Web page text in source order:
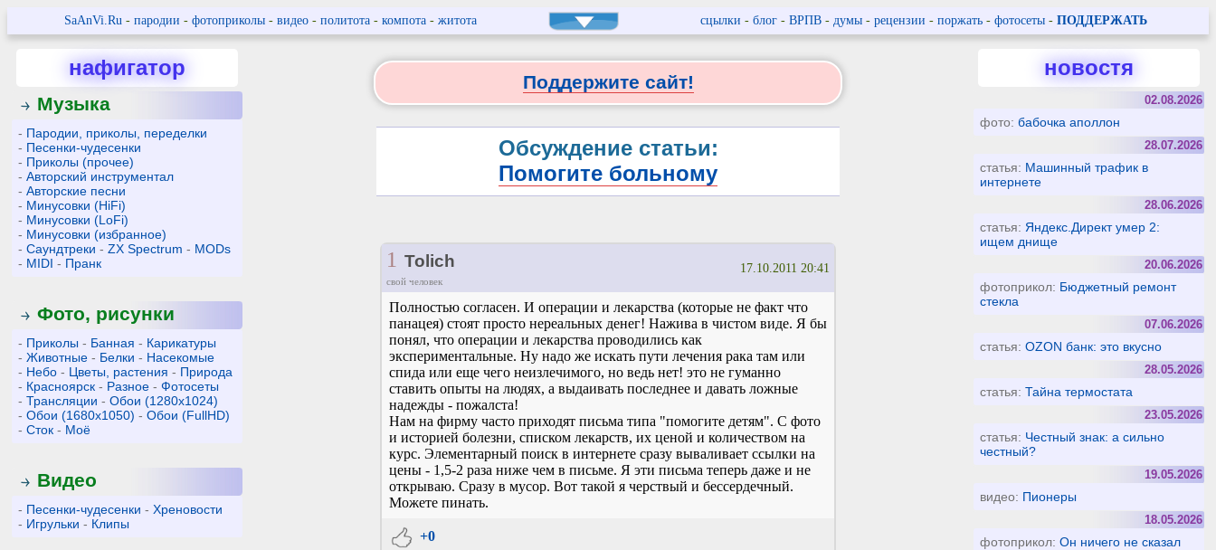
SaAnVi.Ru- пародии - фотоприколы- видео- политота- компота- житота сцылки - блог- ВРПВ- думы- рецензии - поржать- фотосеты - ПОДДЕРЖАТЬ
нафигатор
Музыка
- Пародии, приколы, переделки
- Песенки-чудесенки
- Приколы (прочее)
-Авторский инструментал
-Авторские песни
- Минусовки (HiFi)
- Минусовки (LoFi)
- Минусовки (избранное)
-Саундтреки -ZX Spectrum - MODs
- MIDI - Пранк
Фото, рисунки
- Приколы - Банная - Карикатуры
-Животные - Белки - Насекомые
- Небо - Цветы, растения - Природа
- Красноярск - Разное -Фотосеты
-Трансляции -Обои (1280x1024)
-Обои (1680x1050) -Обои (FullHD)
-Сток - Моё
Видео
- Песенки-чудесенки -Хреновости
- Игрульки - Клипы
Поддержите сайт!
Обсуждение статьи:
Помогите больному
1 Tolich
свой человек
17.10.2011 20:41
Полностью согласен. И операции и лекарства (которые не факт что
панацея) стоят просто нереальных денег! Нажива в чистом виде. Я бы
понял, что операции и лекарства проводились как
экспериментальные. Ну надо же искать пути лечения рака там или
спида или еще чего неизлечимого, но ведь нет! это не гуманно
ставить опыты на людях, а выдаивать последнее и давать ложные
надежды - пожалста!
Нам на фирму часто приходят письма типа "помогите детям". С фото
и историей болезни, списком лекарств, их ценой и количеством на
курс. Элементарный поиск в интернете сразу вываливает ссылки на
цены - 1,5-2 раза ниже чем в письме. Я эти письма теперь даже и не
открываю. Сразу в мусор. Вот такой я черствый и бессердечный.
Можете пинать.
+0
новостя
02.08.2026
фото:бабочка аполлон
28.07.2026
статья: Машинный трафик в
интернете
28.06.2026
статья: Яндекс.Директ умер 2:
ищем днище
20.06.2026
фотоприкол: Бюджетный ремонт
стекла
07.06.2026
статья:OZON банк: это вкусно
28.05.2026
статья:Тайна термостата
23.05.2026
статья: Честный знак: а сильно
честный?
19.05.2026
видео: Пионеры
18.05.2026
фотоприкол:Он ничего не сказал